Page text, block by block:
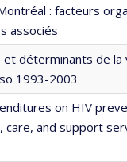
: facteurs
associés
déterminants de la
1993-2003
on HIV
and support